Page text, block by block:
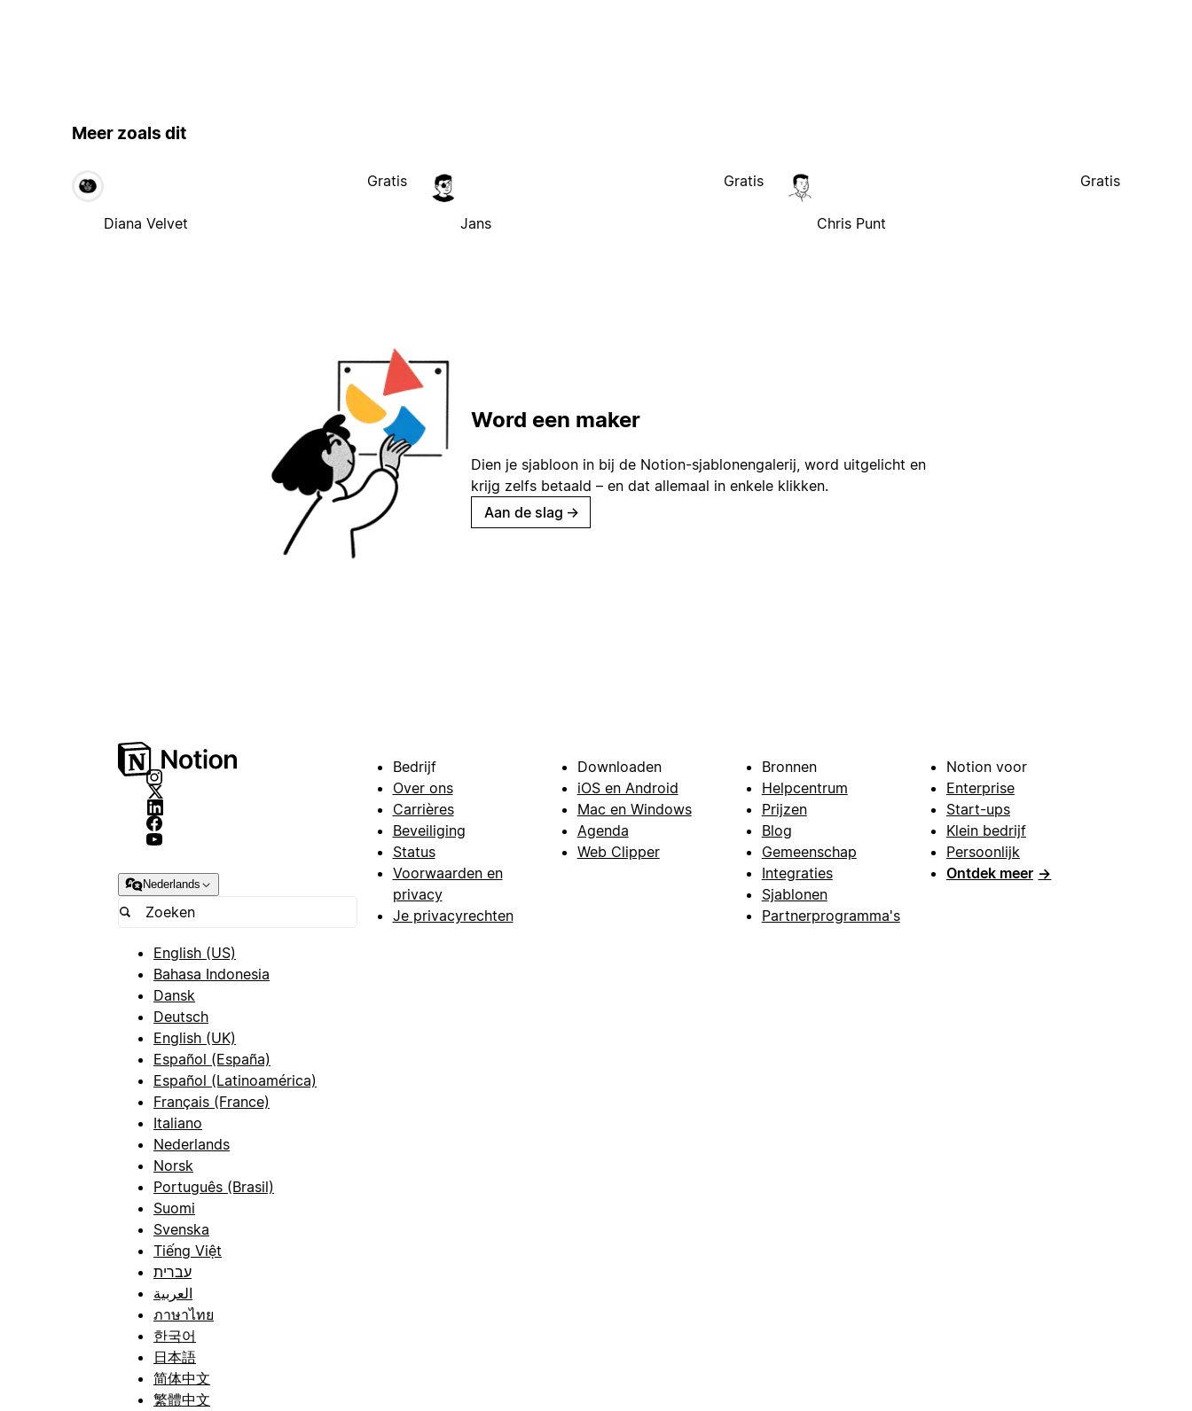
Meer zoals dit
Diana Velvet
Gratis
Jans
Gratis
Chris Punt
Gratis
Word een maker
Dien je sjabloon in bij de Notion-sjablonengalerij, word uitgelicht en
krijg zelfs betaald – en dat allemaal in enkele klikken.
Aan de slag →
Nederlands
English (US)
Bahasa Indonesia
Dansk
Deutsch
English (UK)
Español (España)
Español (Latinoamérica)
Français (France)
Italiano
Nederlands
Norsk
Português (Brasil)
Suomi
Svenska
Tiếng Việt
עברית
العربية
ภาษาไทย
한국어
日本語
简体中文
繁體中文
Bedrijf
Over ons
Carrières
Beveiliging
Status
Voorwaarden en
privacy
Je privacyrechten
Downloaden
iOS en Android
Mac en Windows
Agenda
Web Clipper
Bronnen
Helpcentrum
Prijzen
Blog
Gemeenschap
Integraties
Sjablonen
Partnerprogramma's
Notion voor
Enterprise
Start-ups
Klein bedrijf
Persoonlijk
Ontdek meer →